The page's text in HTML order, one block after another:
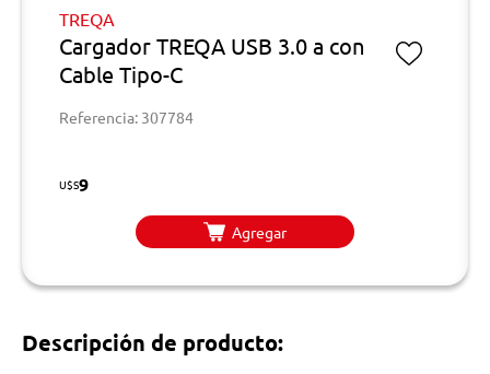
TREQA
Cargador TREQA USB 3.0 a con
Cable Tipo-C
Referencia: 307784
U$S9
Agregar
Descripción de producto: